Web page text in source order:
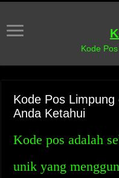
Kode
Kode Pos
Anda Ketahui
Kode pos adalah
unik yang